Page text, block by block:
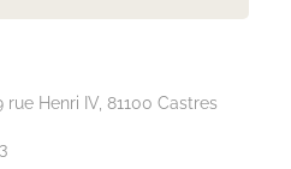
rue Henri IV, 81100 Castres